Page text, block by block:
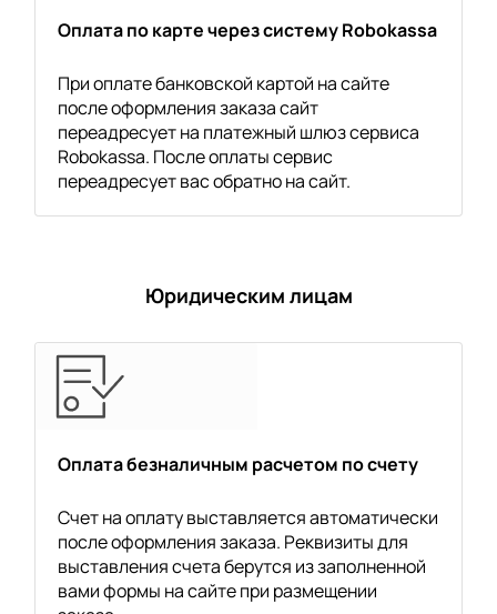
Оплата по карте через систему Robokassa
При оплате банковской картой на сайте
после оформления заказа сайт
переадресует на платежный шлюз сервиса
Robokassa. После оплаты сервис
переадресует вас обратно на сайт.
Юридическим лицам
Оплата безналичным расчетом по счету
Счет на оплату выставляется автоматически
после оформления заказа. Реквизиты для
выставления счета берутся из заполненной
вами формы на сайте при размещении